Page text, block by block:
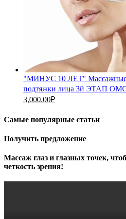
"МИНУС 10 ЛЕТ" Массажные
подтяжки лица 3й ЭТАП
Первоначальная
4,500.00₽.
3,000.00₽Текущая
3,000.00₽.
Самые популярные статьи
Получить предложение
Массаж глаз и глазных точек,
четкость зрения!